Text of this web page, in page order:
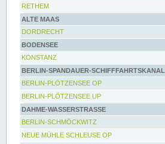
RETHEM
ALTE MAAS
DORDRECHT
BODENSEE
KONSTANZ
BERLIN-SPANDAUER-SCHIFFFAHRTSKANAL
BERLIN-PLÖTZENSEE OP
BERLIN-PLÖTZENSEE UP
DAHME-WASSERSTRASSE
BERLIN-SCHMÖCKWITZ
NEUE MÜHLE SCHLEUSE OP